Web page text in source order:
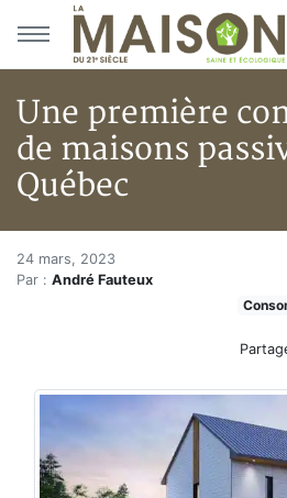
Aller au menu principal
Aller au contenu principal
Une première
de maisons
Québec
Accueil
Articles
Une première communauté
Une première
24 mars, 2023
Par : André Fauteux